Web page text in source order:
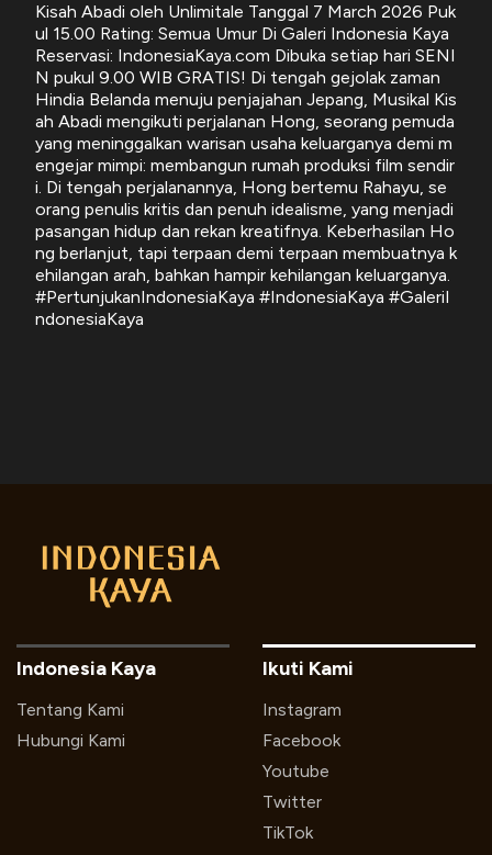
Kisah Abadi oleh Unlimitale Tanggal 7 March 2026 Puk
ul 15.00 Rating: Semua Umur Di Galeri Indonesia Kaya
Reservasi: IndonesiaKaya.com Dibuka setiap hari SENI
N pukul 9.00 WIB GRATIS! Di tengah gejolak zaman
Hindia Belanda menuju penjajahan Jepang, Musikal Kis
ah Abadi mengikuti perjalanan Hong, seorang pemuda
yang meninggalkan warisan usaha keluarganya demi m
engejar mimpi: membangun rumah produksi film sendir
i. Di tengah perjalanannya, Hong bertemu Rahayu, se
orang penulis kritis dan penuh idealisme, yang menjadi
pasangan hidup dan rekan kreatifnya. Keberhasilan Ho
ng berlanjut, tapi terpaan demi terpaan membuatnya k
ehilangan arah, bahkan hampir kehilangan keluarganya.
#PertunjukanIndonesiaKaya #IndonesiaKaya #GaleriI
ndonesiaKaya
Indonesia Kaya
Tentang Kami
Hubungi Kami
Ikuti Kami
Instagram
Facebook
Youtube
Twitter
TikTok